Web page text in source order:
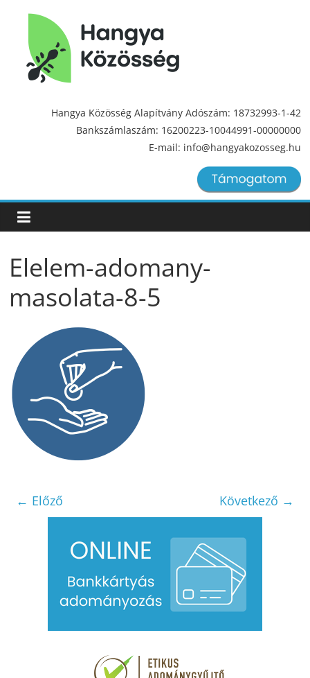
Hangya
Közösség
Hangya Közösség Alapítvány Adószám: 18732993-1-42
Bankszámlaszám: 16200223-10044991-00000000
E-mail: info@hangyakozosseg.hu
Elelem-adomany-
masolata-8-5
← Előző Következő →